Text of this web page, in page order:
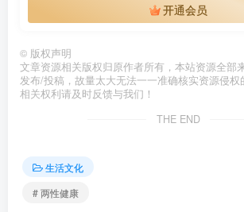
开通会员
© 版权声明
文章资源相关版权归原作者所有，本站资源全部
发布/投稿，故量太大无法一一准确核实资源侵权
相关权利请及时反馈与我们！
THE END
生活文化
# 两性健康